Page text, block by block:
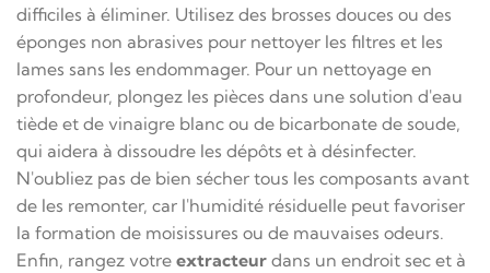
difficiles à éliminer. Utilisez des brosses douces ou des
éponges non abrasives pour nettoyer les filtres et les
lames sans les endommager. Pour un nettoyage en
profondeur, plongez les pièces dans une solution d'eau
tiède et de vinaigre blanc ou de bicarbonate de soude,
qui aidera à dissoudre les dépôts et à désinfecter.
N'oubliez pas de bien sécher tous les composants avant
de les remonter, car l'humidité résiduelle peut favoriser
la formation de moisissures ou de mauvaises odeurs.
Enfin, rangez votre extracteur dans un endroit sec et à